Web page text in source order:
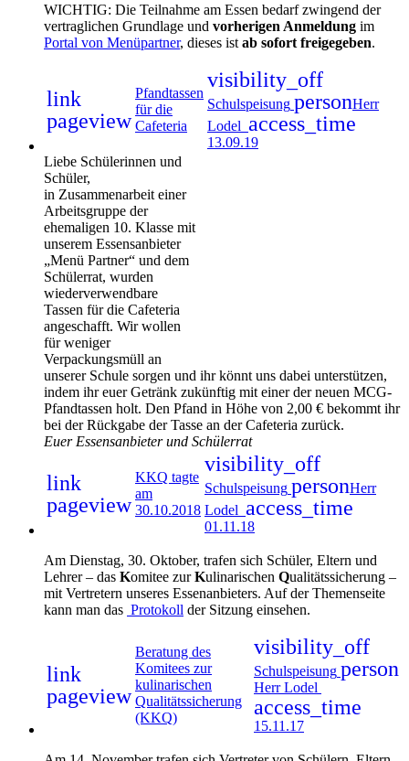
WICHTIG: Die Teilnahme am Essen bedarf zwingend der
vertraglichen Grundlage und vorherigen Anmeldung im
Portal von Menüpartner, dieses ist ab sofort freigegeben.
link
pageview
Pfandtassen
für die
Cafeteria
visibility_off
Schulspeisung personHerr
Lodel access_time
13.09.19
Liebe Schülerinnen und
Schüler,
in Zusammenarbeit einer
Arbeitsgruppe der
ehemaligen 10. Klasse mit
unserem Essensanbieter
„Menü Partner“ und dem
Schülerrat, wurden
wiederverwendbare
Tassen für die Cafeteria
angeschafft. Wir wollen
für weniger
Verpackungsmüll an
unserer Schule sorgen und ihr könnt uns dabei unterstützen,
indem ihr euer Getränk zukünftig mit einer der neuen MCG-
Pfandtassen holt. Den Pfand in Höhe von 2,00 € bekommt ihr
bei der Rückgabe der Tasse an der Cafeteria zurück.
Euer Essensanbieter und Schülerrat
link
pageview
KKQ tagte
am
30.10.2018
visibility_off
Schulspeisung personHerr
Lodel access_time
01.11.18
Am Dienstag, 30. Oktober, trafen sich Schüler, Eltern und
Lehrer – das Komitee zurKulinarischen Qualitätssicherung –
mit Vertretern unseres Essenanbieters. Auf der Themenseite
kann man das Protokoll der Sitzung einsehen.
link
pageview
Beratung des
Komitees zur
kulinarischen
Qualitätssicherung
(KKQ)
visibility_off
Schulspeisung person
Herr Lodel
access_time
15.11.17